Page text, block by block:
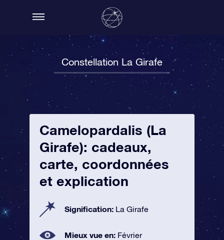
Constellation La Girafe
Camelopardalis (La
Girafe): cadeaux,
carte, coordonnées
et explication
Signification: La Girafe
Mieux vue en: Février